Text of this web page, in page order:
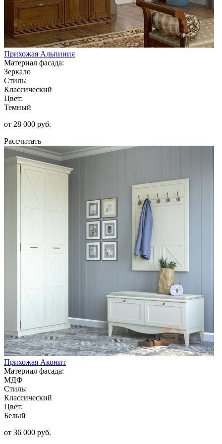
Прихожая Альпиния
Материал фасада:
Зеркало
Стиль:
Классический
Цвет:
Темный
от 28 000 руб.
Рассчитать
Прихожая Аконит
Материал фасада:
МДФ
Стиль:
Классический
Цвет:
Белый
от 36 000 руб.